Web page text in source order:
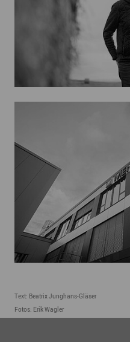
Text: Beatrix Junghans-Gläser
Fotos: Erik Wagler